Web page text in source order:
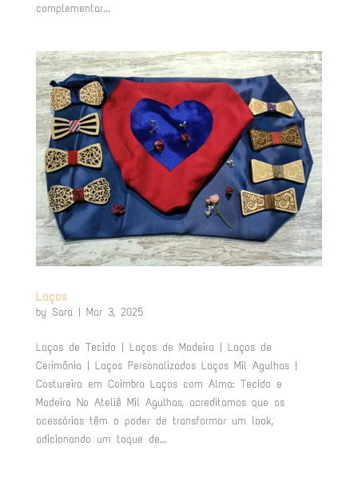
complementar...
Laços
by Sara| Mar 3, 2025
Laços de Tecido | Laços de Madeira | Laços de
Cerimônia | Laços Personalizados Laços Mil Agulhas |
Costureira em Coimbra Laços com Alma: Tecido e
Madeira No Ateliê Mil Agulhas, acreditamos que os
acessórios têm o poder de transformar um look,
adicionando um toque de...